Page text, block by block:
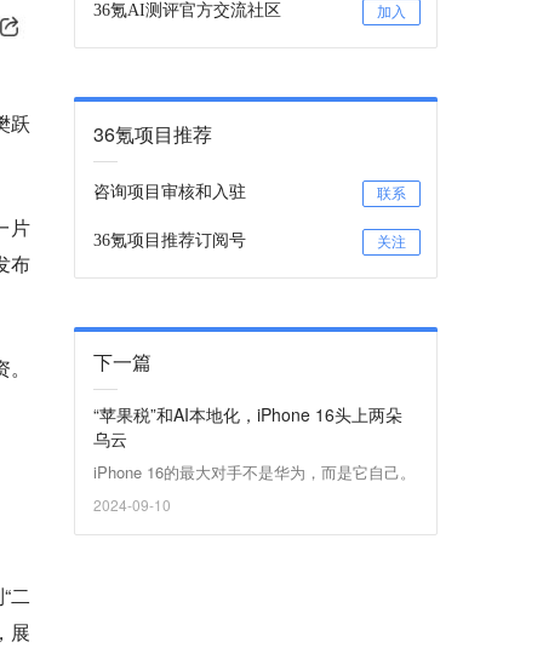
跃
片
布
二
展
36氪AI测评官方交流社区 加入
36氪项目推荐
咨询项目审核和入驻 联系
36氪项目推荐订阅号 关注
下一篇
“苹果税”和AI本地化，iPhone 16头上两朵
乌云
iPhone 16的最大对手不是华为，而是它自己。
2024-09-10